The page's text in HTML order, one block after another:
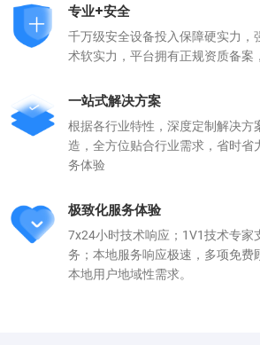
专业+安全
千万级安全设备投入保障硬实力，
术软实力，平台拥有正规资质备案
一站式解决方案
根据各行业特性，深度定制解决方
造，全方位贴合行业需求，省时省
务体验
极致化服务体验
7x24小时技术响应；1V1技术专家
务；本地服务响应极速，多项免费
本地用户地域性需求。